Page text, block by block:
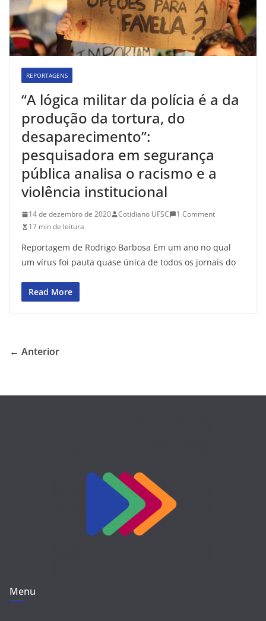
REPORTAGENS
“A lógica militar da polícia é a da
produção da tortura, do
desaparecimento”:
pesquisadora em segurança
pública analisa o racismo e a
violência institucional
14 de dezembro de 2020 Cotidiano UFSC
1 Comment
17 min de leitura
Reportagem de Rodrigo Barbosa Em um ano no qual
um vírus foi pauta quase única de todos os jornais do
Read More
← Anterior
Menu